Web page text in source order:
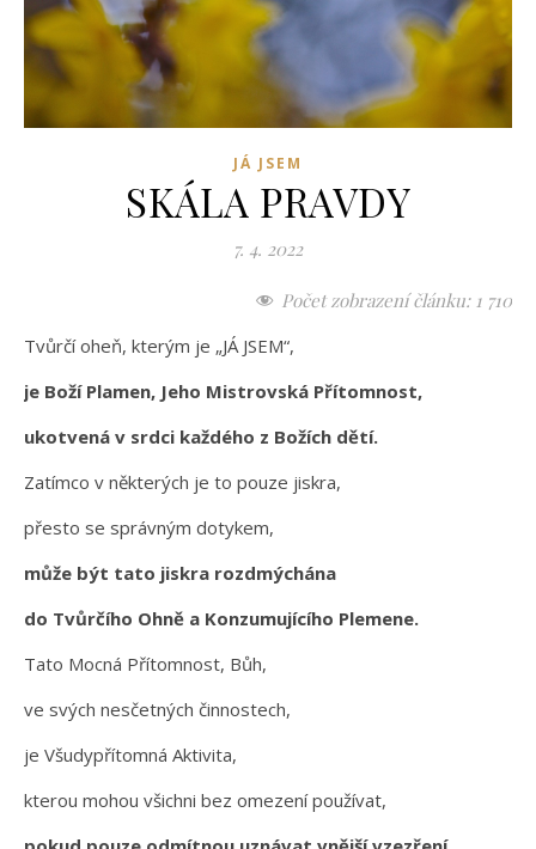
JÁ JSEM
SKÁLA PRAVDY
7. 4. 2022
Počet zobrazení článku: 1 710
Tvůrčí oheň, kterým je „JÁ JSEM“,
je Boží Plamen, Jeho Mistrovská Přítomnost,
ukotvená v srdci každého z Božích dětí.
Zatímco v některých je to pouze jiskra,
přesto se správným dotykem,
může být tato jiskra rozdmýchána
do Tvůrčího Ohně a Konzumujícího Plemene.
Tato Mocná Přítomnost, Bůh,
ve svých nesčetných činnostech,
je Všudypřítomná Aktivita,
kterou mohou všichni bez omezení používat,